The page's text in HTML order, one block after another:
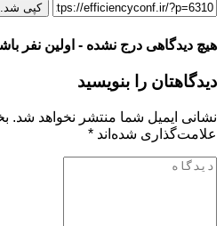
کپی شد.
هیچ دیدگاهی درج نشده - اولین نفر
دیدگاهتان را بنویسید
نشانی ایمیل شما منتشر نخواهد شد.
علامت‌گذاری شده‌اند *